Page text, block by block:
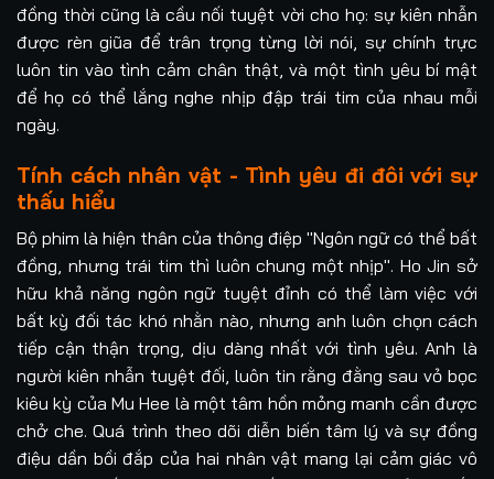
đồng thời cũng là cầu nối tuyệt vời cho họ: sự kiên nhẫn
được rèn giũa để trân trọng từng lời nói, sự chính trực
luôn tin vào tình cảm chân thật, và một tình yêu bí mật
để họ có thể lắng nghe nhịp đập trái tim của nhau mỗi
ngày.
Tính cách nhân vật - Tình yêu đi đôi với sự
thấu hiểu
Bộ phim là hiện thân của thông điệp "Ngôn ngữ có thể bất
đồng, nhưng trái tim thì luôn chung một nhịp". Ho Jin sở
hữu khả năng ngôn ngữ tuyệt đỉnh có thể làm việc với
bất kỳ đối tác khó nhằn nào, nhưng anh luôn chọn cách
tiếp cận thận trọng, dịu dàng nhất với tình yêu. Anh là
người kiên nhẫn tuyệt đối, luôn tin rằng đằng sau vỏ bọc
kiêu kỳ của Mu Hee là một tâm hồn mỏng manh cần được
chở che. Quá trình theo dõi diễn biến tâm lý và sự đồng
điệu dần bồi đắp của hai nhân vật mang lại cảm giác vô